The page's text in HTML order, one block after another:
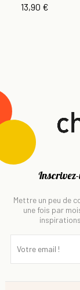
13,90 €
Mettre un peu de
une fois par